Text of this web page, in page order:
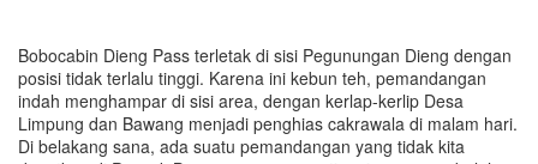
Bobocabin Dieng Pass terletak di sisi Pegunungan Dieng dengan
posisi tidak terlalu tinggi. Karena ini kebun teh, pemandangan
indah menghampar di sisi area, dengan kerlap-kerlip Desa
Limpung dan Bawang menjadi penghias cakrawala di malam hari.
Di belakang sana, ada suatu pemandangan yang tidak kita